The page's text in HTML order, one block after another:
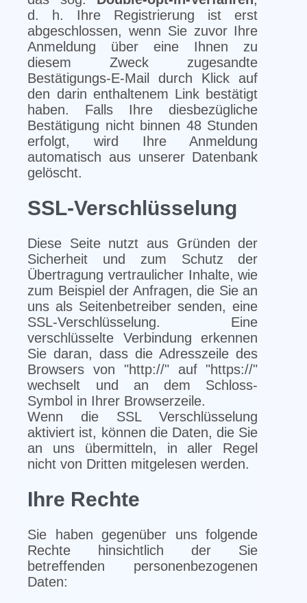
d. h. Ihre Registrierung ist erst
abgeschlossen, wenn Sie zuvor Ihre
Anmeldung über eine Ihnen zu
diesem Zweck zugesandte
Bestätigungs-E-Mail durch Klick auf
den darin enthaltenem Link bestätigt
haben. Falls Ihre diesbezügliche
Bestätigung nicht binnen 48 Stunden
erfolgt, wird Ihre Anmeldung
automatisch aus unserer Datenbank
gelöscht.
SSL-Verschlüsselung
Diese Seite nutzt aus Gründen der
Sicherheit und zum Schutz der
Übertragung vertraulicher Inhalte, wie
zum Beispiel der Anfragen, die Sie an
uns als Seitenbetreiber senden, eine
SSL-Verschlüsselung. Eine
verschlüsselte Verbindung erkennen
Sie daran, dass die Adresszeile des
Browsers von "http://" auf "https://"
wechselt und an dem Schloss-
Symbol in Ihrer Browserzeile.
Wenn die SSL Verschlüsselung
aktiviert ist, können die Daten, die Sie
an uns übermitteln, in aller Regel
nicht von Dritten mitgelesen werden.
Ihre Rechte
Sie haben gegenüber uns folgende
Rechte hinsichtlich der Sie
betreffenden personenbezogenen
Daten: